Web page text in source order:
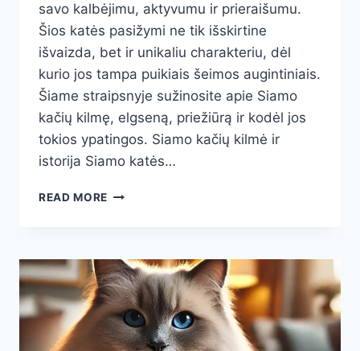
savo kalbėjimu, aktyvumu ir prieraišumu.
Šios katės pasižymi ne tik išskirtine
išvaizda, bet ir unikaliu charakteriu, dėl
kurio jos tampa puikiais šeimos augintiniais.
Šiame straipsnyje sužinosite apie Siamo
kačių kilmę, elgseną, priežiūrą ir kodėl jos
tokios ypatingos. Siamo kačių kilmė ir
istorija Siamo katės…
READ MORE SIAMO
ŽAISMINGOS
AUGINTINĖS
VAIDMUO
MŪSŲ
GYVENIME